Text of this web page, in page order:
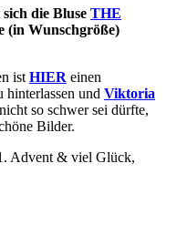
die Bluse THE
(in Wunschgröße)
ist HIER einen
und Viktoria
so schwer sei dürfte,
Bilder.
Advent & viel Glück,